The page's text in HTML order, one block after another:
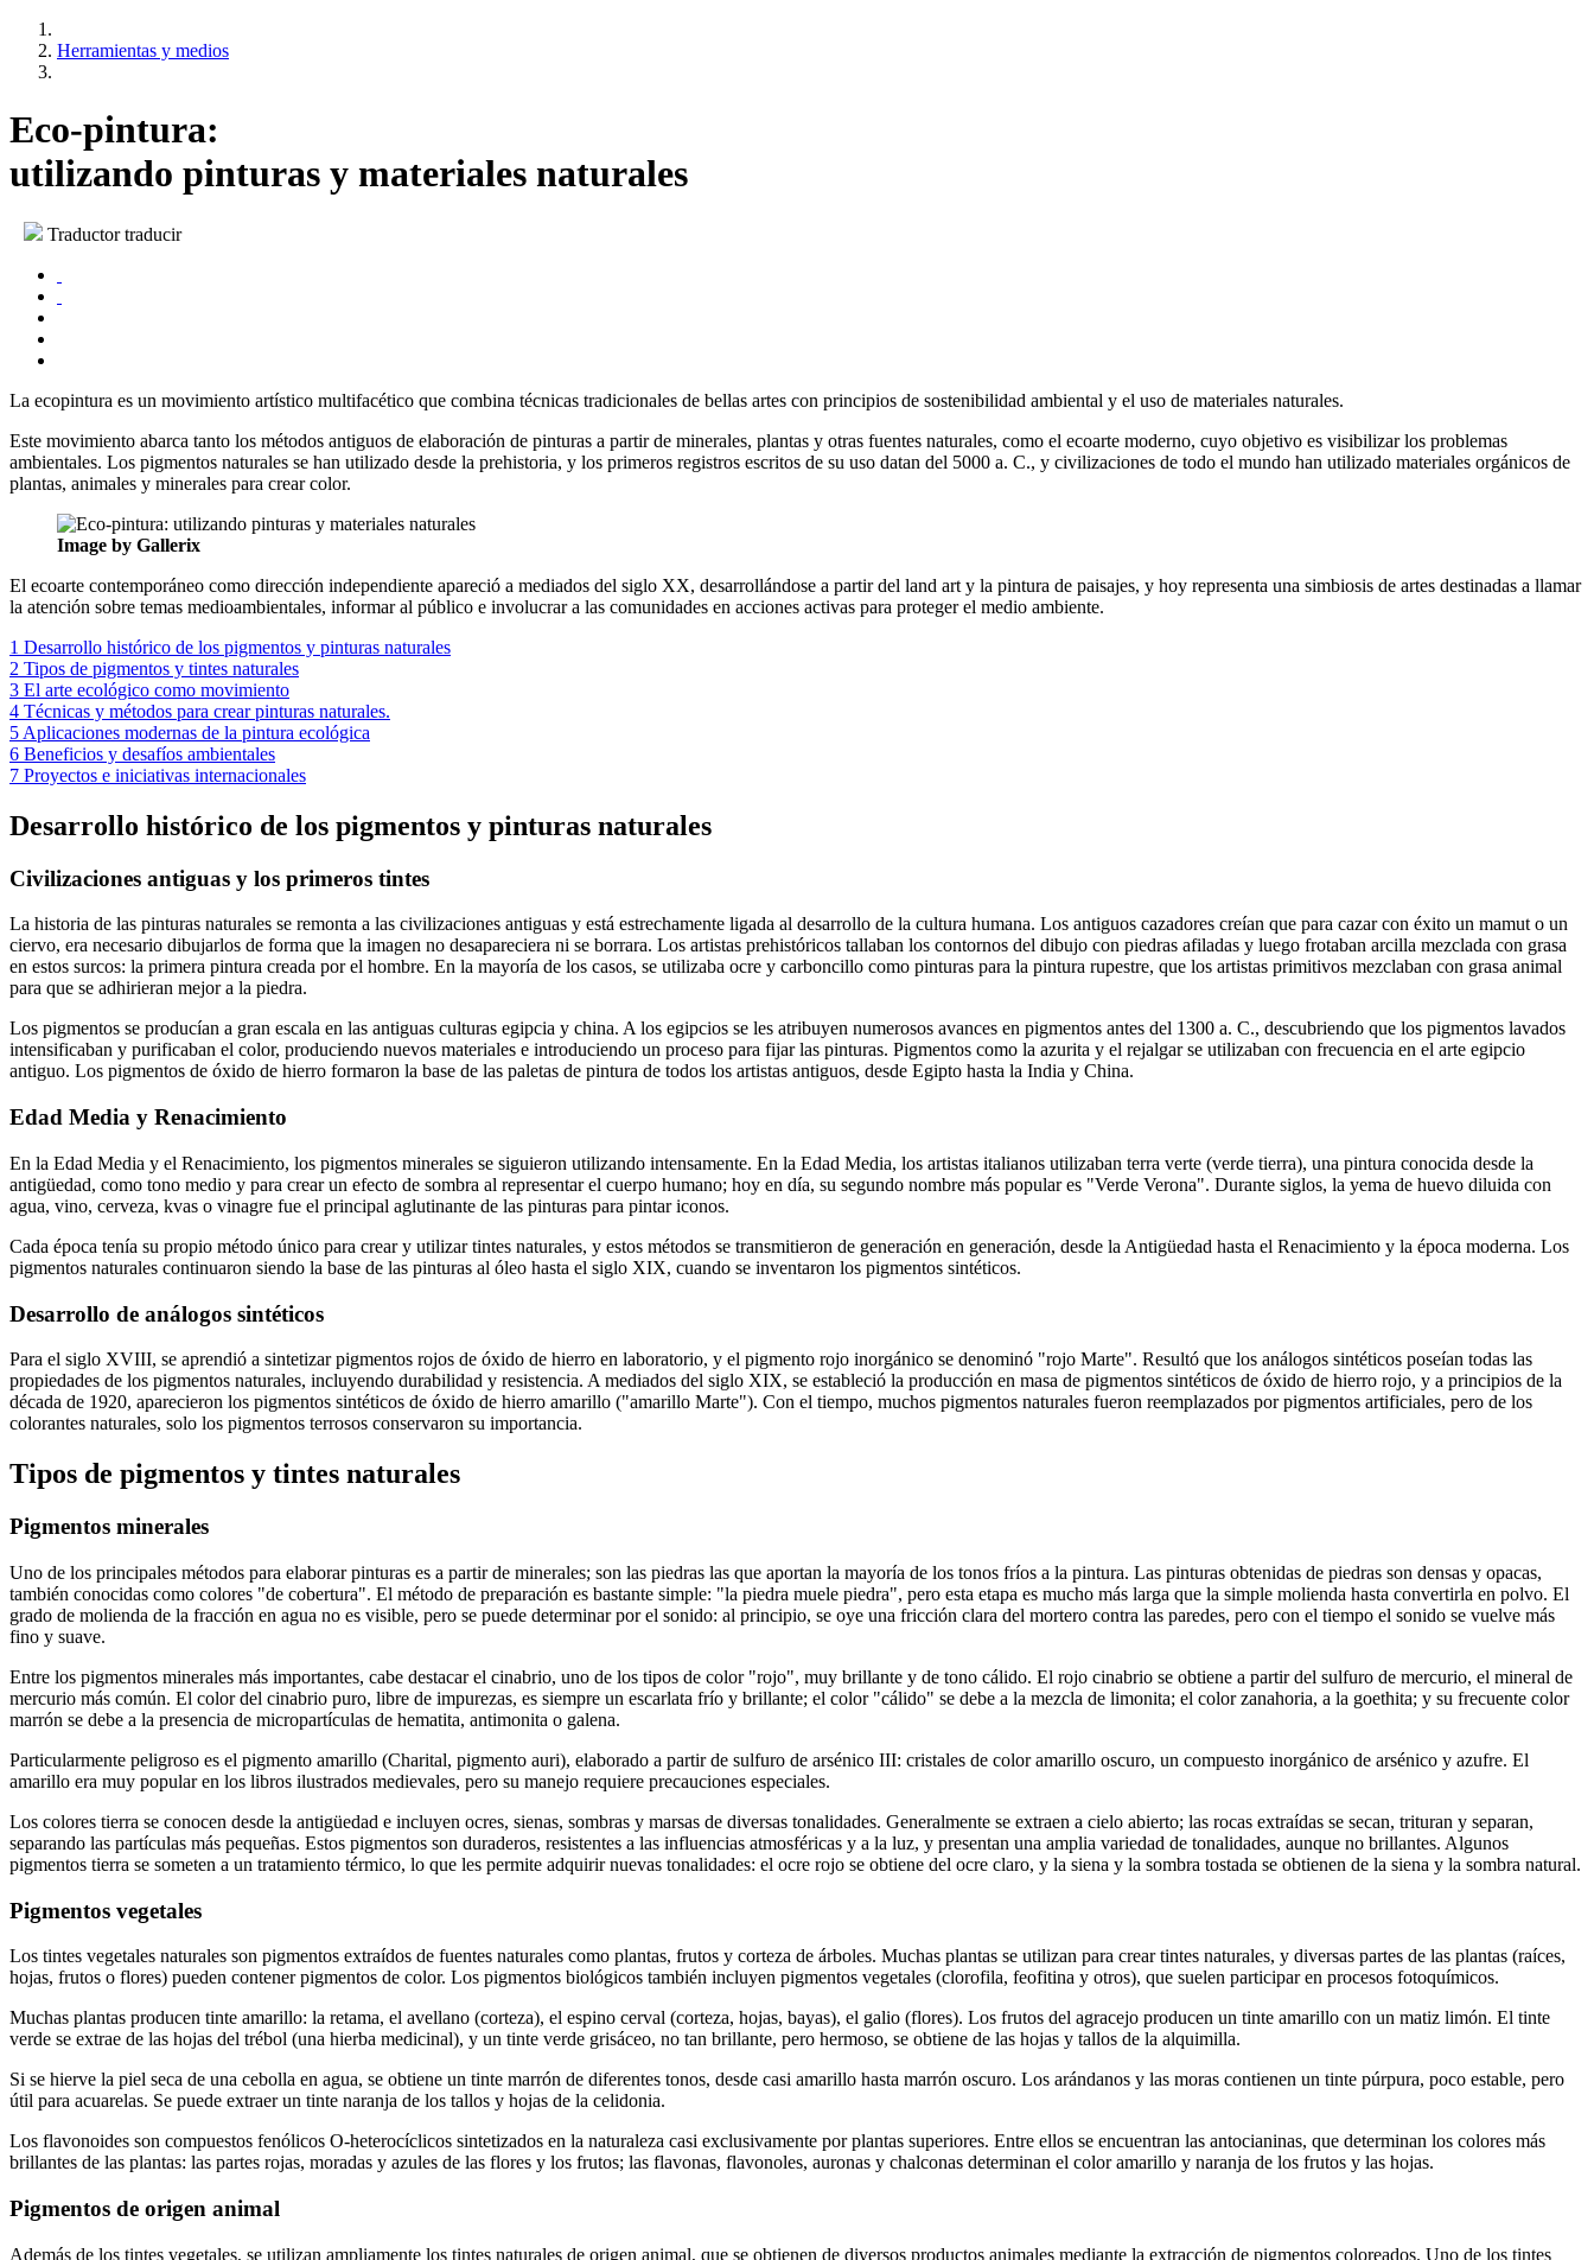
Herramientas y medios
Eco-pintura:
utilizando pinturas y materiales naturales
Traductor traducir
La ecopintura es un movimiento artístico multifacético que combina técnicas tradicionales de bellas artes con principios de sostenibilidad ambiental y el uso de materiales naturales.
Este movimiento abarca tanto los métodos antiguos de elaboración de pinturas a partir de minerales, plantas y otras fuentes naturales, como el ecoarte moderno, cuyo objetivo es visibilizar los problemas
ambientales. Los pigmentos naturales se han utilizado desde la prehistoria, y los primeros registros escritos de su uso datan del 5000 a. C., y civilizaciones de todo el mundo han utilizado materiales orgánicos de
plantas, animales y minerales para crear color.
Image by Gallerix
El ecoarte contemporáneo como dirección independiente apareció a mediados del siglo XX, desarrollándose a partir del land art y la pintura de paisajes, y hoy representa una simbiosis de artes destinadas a llamar
la atención sobre temas medioambientales, informar al público e involucrar a las comunidades en acciones activas para proteger el medio ambiente.
1 Desarrollo histórico de los pigmentos y pinturas naturales
2 Tipos de pigmentos y tintes naturales
3 El arte ecológico como movimiento
4 Técnicas y métodos para crear pinturas naturales.
5 Aplicaciones modernas de la pintura ecológica
6 Beneficios y desafíos ambientales
7 Proyectos e iniciativas internacionales
Desarrollo histórico de los pigmentos y pinturas naturales
Civilizaciones antiguas y los primeros tintes
La historia de las pinturas naturales se remonta a las civilizaciones antiguas y está estrechamente ligada al desarrollo de la cultura humana. Los antiguos cazadores creían que para cazar con éxito un mamut o un
ciervo, era necesario dibujarlos de forma que la imagen no desapareciera ni se borrara. Los artistas prehistóricos tallaban los contornos del dibujo con piedras afiladas y luego frotaban arcilla mezclada con grasa
en estos surcos: la primera pintura creada por el hombre. En la mayoría de los casos, se utilizaba ocre y carboncillo como pinturas para la pintura rupestre, que los artistas primitivos mezclaban con grasa animal
para que se adhirieran mejor a la piedra.
Los pigmentos se producían a gran escala en las antiguas culturas egipcia y china. A los egipcios se les atribuyen numerosos avances en pigmentos antes del 1300 a. C., descubriendo que los pigmentos lavados
intensificaban y purificaban el color, produciendo nuevos materiales e introduciendo un proceso para fijar las pinturas. Pigmentos como la azurita y el rejalgar se utilizaban con frecuencia en el arte egipcio
antiguo. Los pigmentos de óxido de hierro formaron la base de las paletas de pintura de todos los artistas antiguos, desde Egipto hasta la India y China.
Edad Media y Renacimiento
En la Edad Media y el Renacimiento, los pigmentos minerales se siguieron utilizando intensamente. En la Edad Media, los artistas italianos utilizaban terra verte (verde tierra), una pintura conocida desde la
antigüedad, como tono medio y para crear un efecto de sombra al representar el cuerpo humano; hoy en día, su segundo nombre más popular es "Verde Verona". Durante siglos, la yema de huevo diluida con
agua, vino, cerveza, kvas o vinagre fue el principal aglutinante de las pinturas para pintar iconos.
Cada época tenía su propio método único para crear y utilizar tintes naturales, y estos métodos se transmitieron de generación en generación, desde la Antigüedad hasta el Renacimiento y la época moderna. Los
pigmentos naturales continuaron siendo la base de las pinturas al óleo hasta el siglo XIX, cuando se inventaron los pigmentos sintéticos.
Desarrollo de análogos sintéticos
Para el siglo XVIII, se aprendió a sintetizar pigmentos rojos de óxido de hierro en laboratorio, y el pigmento rojo inorgánico se denominó "rojo Marte". Resultó que los análogos sintéticos poseían todas las
propiedades de los pigmentos naturales, incluyendo durabilidad y resistencia. A mediados del siglo XIX, se estableció la producción en masa de pigmentos sintéticos de óxido de hierro rojo, y a principios de la
década de 1920, aparecieron los pigmentos sintéticos de óxido de hierro amarillo ("amarillo Marte"). Con el tiempo, muchos pigmentos naturales fueron reemplazados por pigmentos artificiales, pero de los
colorantes naturales, solo los pigmentos terrosos conservaron su importancia.
Tipos de pigmentos y tintes naturales
Pigmentos minerales
Uno de los principales métodos para elaborar pinturas es a partir de minerales; son las piedras las que aportan la mayoría de los tonos fríos a la pintura. Las pinturas obtenidas de piedras son densas y opacas,
también conocidas como colores "de cobertura". El método de preparación es bastante simple: "la piedra muele piedra", pero esta etapa es mucho más larga que la simple molienda hasta convertirla en polvo. El
grado de molienda de la fracción en agua no es visible, pero se puede determinar por el sonido: al principio, se oye una fricción clara del mortero contra las paredes, pero con el tiempo el sonido se vuelve más
fino y suave.
Entre los pigmentos minerales más importantes, cabe destacar el cinabrio, uno de los tipos de color "rojo", muy brillante y de tono cálido. El rojo cinabrio se obtiene a partir del sulfuro de mercurio, el mineral de
mercurio más común. El color del cinabrio puro, libre de impurezas, es siempre un escarlata frío y brillante; el color "cálido" se debe a la mezcla de limonita; el color zanahoria, a la goethita; y su frecuente color
marrón se debe a la presencia de micropartículas de hematita, antimonita o galena.
Particularmente peligroso es el pigmento amarillo (Charital, pigmento auri), elaborado a partir de sulfuro de arsénico III: cristales de color amarillo oscuro, un compuesto inorgánico de arsénico y azufre. El
amarillo era muy popular en los libros ilustrados medievales, pero su manejo requiere precauciones especiales.
Los colores tierra se conocen desde la antigüedad e incluyen ocres, sienas, sombras y marsas de diversas tonalidades. Generalmente se extraen a cielo abierto; las rocas extraídas se secan, trituran y separan,
separando las partículas más pequeñas. Estos pigmentos son duraderos, resistentes a las influencias atmosféricas y a la luz, y presentan una amplia variedad de tonalidades, aunque no brillantes. Algunos
pigmentos tierra se someten a un tratamiento térmico, lo que les permite adquirir nuevas tonalidades: el ocre rojo se obtiene del ocre claro, y la siena y la sombra tostada se obtienen de la siena y la sombra natural.
Pigmentos vegetales
Los tintes vegetales naturales son pigmentos extraídos de fuentes naturales como plantas, frutos y corteza de árboles. Muchas plantas se utilizan para crear tintes naturales, y diversas partes de las plantas (raíces,
hojas, frutos o flores) pueden contener pigmentos de color. Los pigmentos biológicos también incluyen pigmentos vegetales (clorofila, feofitina y otros), que suelen participar en procesos fotoquímicos.
Muchas plantas producen tinte amarillo: la retama, el avellano (corteza), el espino cerval (corteza, hojas, bayas), el galio (flores). Los frutos del agracejo producen un tinte amarillo con un matiz limón. El tinte
verde se extrae de las hojas del trébol (una hierba medicinal), y un tinte verde grisáceo, no tan brillante, pero hermoso, se obtiene de las hojas y tallos de la alquimilla.
Si se hierve la piel seca de una cebolla en agua, se obtiene un tinte marrón de diferentes tonos, desde casi amarillo hasta marrón oscuro. Los arándanos y las moras contienen un tinte púrpura, poco estable, pero
útil para acuarelas. Se puede extraer un tinte naranja de los tallos y hojas de la celidonia.
Los flavonoides son compuestos fenólicos O-heterocíclicos sintetizados en la naturaleza casi exclusivamente por plantas superiores. Entre ellos se encuentran las antocianinas, que determinan los colores más
brillantes de las plantas: las partes rojas, moradas y azules de las flores y los frutos; las flavonas, flavonoles, auronas y chalconas determinan el color amarillo y naranja de los frutos y las hojas.
Pigmentos de origen animal
Además de los tintes vegetales, se utilizan ampliamente los tintes naturales de origen animal, que se obtienen de diversos productos animales mediante la extracción de pigmentos coloreados. Uno de los tintes